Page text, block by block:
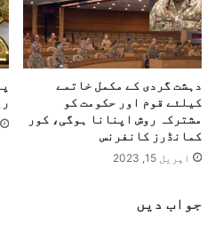
دہشت گردی کے مکمل خاتمے
کیلئے قوم اور حکومت کو
مشترکہ روش اپنانا ہوگی، کور
کمانڈرز کانفرنس
اپریل 15, 2023
جواب دیں